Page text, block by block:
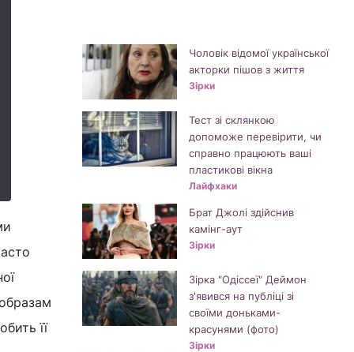
її
Чоловік відомої української
акторки пішов з життя
Зірки
Тест зі склянкою
допоможе перевірити, чи
справно працюють ваші
пластикові вікна
Лайфхаки
Брат Джолі здійснив
камінг-аут
Зірки
Зірка "Одіссеї" Деймон
з'явився на публіці зі
своїми доньками-
красунями (фото)
Зірки